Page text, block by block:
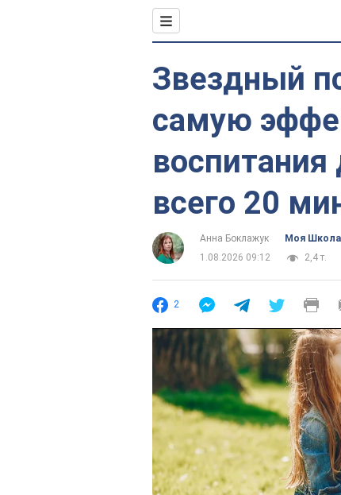
Звездный
самую
воспитания
всего 20
Анна Боклажук
Моя Школа
1.08.2026 09:12
2,4 т.
2